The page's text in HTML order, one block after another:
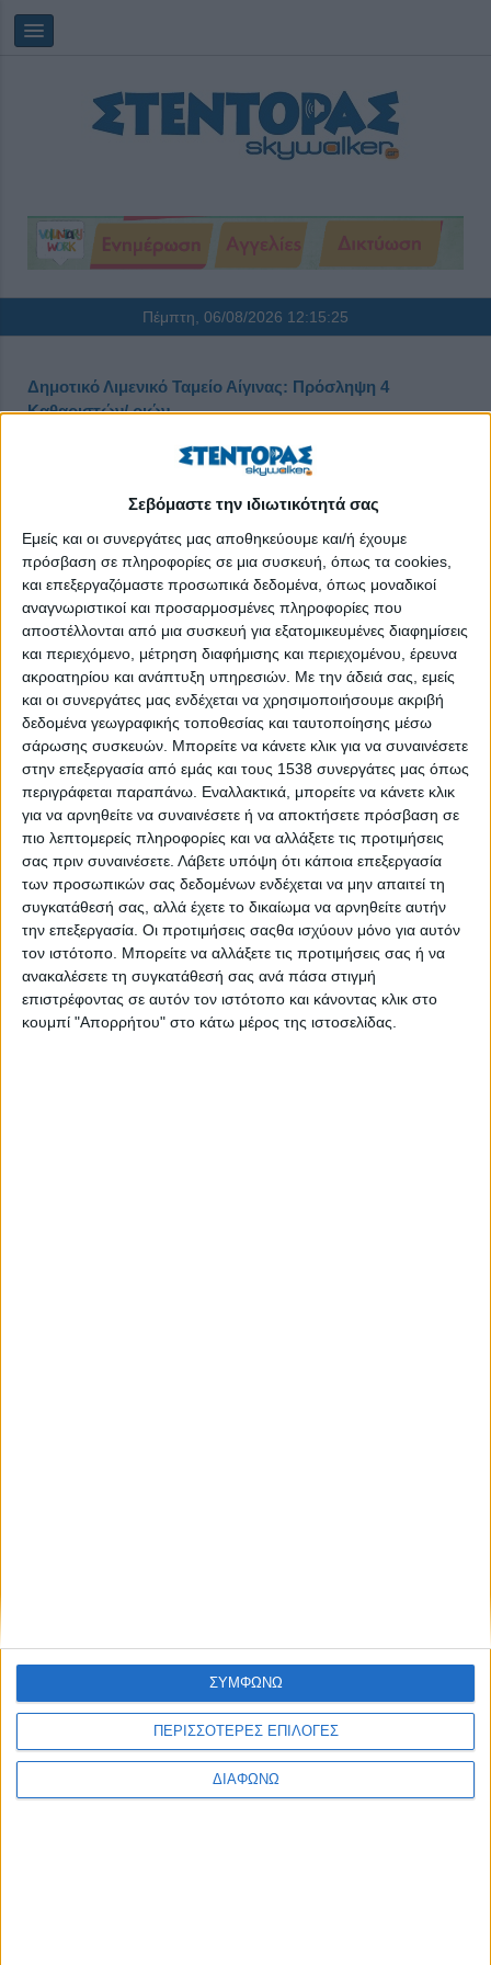
Σεβόμαστε την ιδιωτικότητά σας
Εμείς και οι συνεργάτες μας αποθηκεύουμε και/ή έχουμε
πρόσβαση σε πληροφορίες σε μια συσκευή, όπως τα cookies,
και επεξεργαζόμαστε προσωπικά δεδομένα, όπως μοναδικοί
αναγνωριστικοί και προσαρμοσμένες πληροφορίες που
αποστέλλονται από μια συσκευή για εξατομικευμένες διαφημίσεις
και περιεχόμενο, μέτρηση διαφήμισης και περιεχομένου, έρευνα
ακροατηρίου και ανάπτυξη υπηρεσιών. Με την άδειά σας, εμείς
και οι συνεργάτες μας ενδέχεται να χρησιμοποιήσουμε ακριβή
δεδομένα γεωγραφικής τοποθεσίας και ταυτοποίησης μέσω
σάρωσης συσκευών. Μπορείτε να κάνετε κλικ για να συναινέσετε
στην επεξεργασία από εμάς και τους 1538 συνεργάτες μας όπως
περιγράφεται παραπάνω. Εναλλακτικά, μπορείτε να κάνετε κλικ
για να αρνηθείτε να συναινέσετε ή να αποκτήσετε πρόσβαση σε
πιο λεπτομερείς πληροφορίες και να αλλάξετε τις προτιμήσεις
σας πριν συναινέσετε. Λάβετε υπόψη ότι κάποια επεξεργασία
των προσωπικών σας δεδομένων ενδέχεται να μην απαιτεί τη
συγκατάθεσή σας, αλλά έχετε το δικαίωμα να αρνηθείτε αυτήν
την επεξεργασία. Οι προτιμήσεις σαςθα ισχύουν μόνο για αυτόν
τον ιστότοπο. Μπορείτε να αλλάξετε τις προτιμήσεις σας ή να
ανακαλέσετε τη συγκατάθεσή σας ανά πάσα στιγμή
επιστρέφοντας σε αυτόν τον ιστότοπο και κάνοντας κλικ στο
κουμπί "Απορρήτου" στο κάτω μέρος της ιστοσελίδας.
ΠΕΡΙΣΣΟΤΕΡΕΣ ΕΠΙΛΟΓΕΣ
ΔΙΑΦΩΝΩ
ΣΥΜΦΩΝΩ
Πέμπτη, 06/08/2026 12:15:25
Δημοτικό Λιμενικό Ταμείο Αίγινας: Πρόσληψη 4
Καθαριστών/ ριών
Δημοσιεύθηκε : Τρίτη, 11 Φεβρουαρίου 2025 18:40
ΤοΔημοτικό Λιμενικό Ταμείο Αίγιναςανακοινώνει την
πρόσληψη, με σύμβαση εργασίας ιδιωτικού δικαίου ορισμένου
χρόνου, συνολικά τεσσάρων (4) ατόμων για την παροχή
υπηρεσιών έναντι αντιτίμου στο ΝΠΔΔ «Δημοτικό Λιμενικό
Ταμείο Αίγινας», που εδρεύει στην Αίγινα της Περιφερειακής
Ενότητας Νήσων.
Ειδικότητα: 4 άτομα / ΥΕ Προσωπικού Καθαριότητας
Εξωτερικών Χώρων